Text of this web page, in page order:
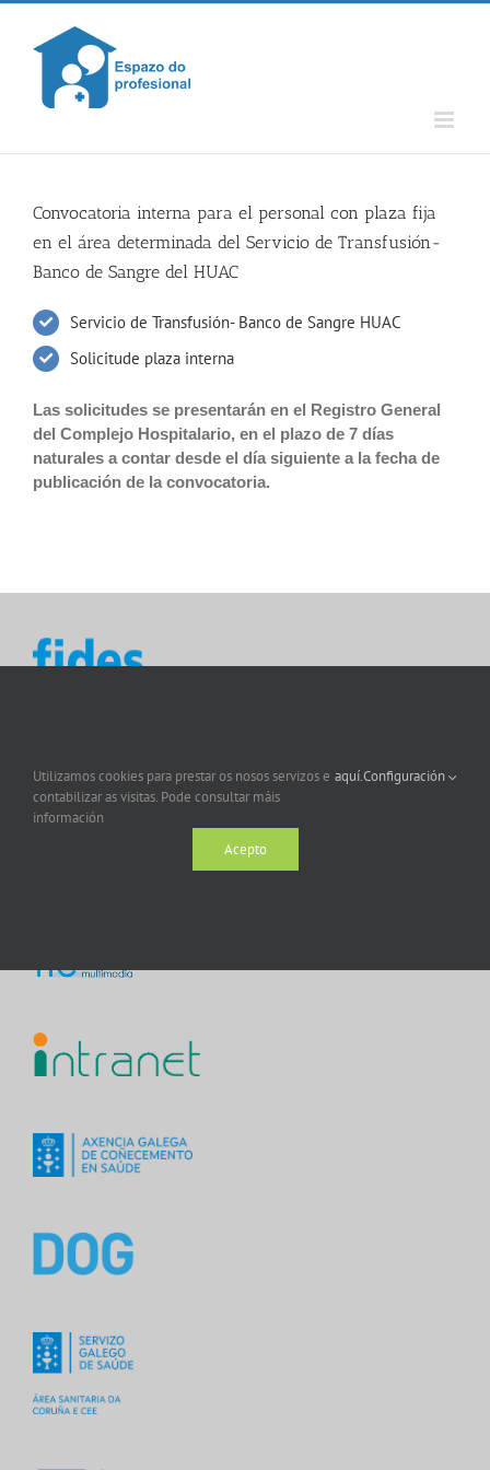
Skip
content
Convocatoria interna para el personal con plaza fija
en el área determinada del Servicio de Transfusión-
Banco de Sangre del HUAC
Servicio de Transfusión- Banco de Sangre HUAC
Solicitude plaza interna
Las solicitudes se presentarán en el Registro General
del Complejo Hospitalario, en el plazo de 7 días
naturales a contar desde el día siguiente a la fecha de
publicación de la convocatoria.
Utilizamos cookies para prestar os nosos servizos e
contabilizar as visitas. Pode consultar máis
información
aquí.Configuración
Acepto